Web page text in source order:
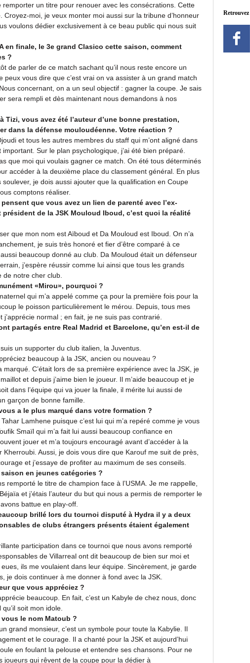
remporter un titre pour renouer avec les consécrations. Cette
Croyez-moi, je veux monter moi aussi sur la tribune d’honneur
voulons dédier exclusivement à ce beau public qui nous suit
en finale, le 3e grand Clasico cette saison, comment
?
de parler de ce match sachant qu’il nous reste encore un
peux vous dire que c’est vrai on va assister à un grand match
concernant, on a un seul objectif : gagner la coupe. Je sais
sera rempli et dès maintenant nous demandons à nos
Tizi, vous avez été l’auteur d’une bonne prestation,
dans la défense mouloudéenne. Votre réaction ?
et tous les autres membres du staff qui m’ont aligné dans
Sur le plan psychologique, j’ai été bien préparé.
que moi qui voulais gagner ce match. On été tous déterminés
accéder à la deuxième place du classement général. En plus
je dois aussi ajouter que la qualification en Coupe
comptons réaliser.
que vous avez un lien de parenté avec l’ex-
de la JSK Mouloud Iboud, c’est quoi la réalité
que mon nom est Aïboud et Da Mouloud est Iboud. On n’a
je suis très honoré et fier d’être comparé à ce
beaucoup donné au club. Da Mouloud était un défenseur
j’espère réussir comme lui ainsi que tous les grands
de notre cher club.
«Mirou», pourquoi ?
qui m’a appelé comme ça pour la première fois pour la
le poisson particulièrement le mérou. Depuis, tous mes
j’apprécie normal ; en fait, je ne suis pas contrarié.
partagés entre Real Madrid et Barcelone, qu’en est-il de
un supporter du club italien, la Juventus.
beaucoup à la JSK, ancien ou nouveau ?
marqué. C’était lors de sa première expérience avec la JSK, je
et depuis j’aime bien le joueur. Il m’aide beaucoup et je
dans l’équipe qui va jouer la finale, il mérite lui aussi de
garçon de bonne famille.
a le plus marqué dans votre formation ?
Lamhene puisque c’est lui qui m’a repéré comme je vous
Smaïl qui m’a fait lui aussi beaucoup confiance en
jouer et m’a toujours encouragé avant d’accéder à la
Aussi, je dois vous dire que Karouf me suit de près,
et j’essaye de profiter au maximum de ses conseils.
en jeunes catégories ?
remporté le titre de champion face à l’USMA. Je me rappelle,
et j’étais l’auteur du but qui nous a permis de remporter le
battue en play-off.
brillé lors du tournoi disputé à Hydra il y a deux
de clubs étrangers présents étaient également
participation dans ce tournoi que nous avons remporté
de Villarreal ont dit beaucoup de bien sur moi et
ils me voulaient dans leur équipe. Sincèrement, je garde
je dois continuer à me donner à fond avec la JSK.
que vous appréciez ?
beaucoup. En fait, c’est un Kabyle de chez nous, donc
soit mon idole.
le nom Matoub ?
grand monsieur, c’est un symbole pour toute la Kabylie. Il
et le courage. Il a chanté pour la JSK et aujourd’hui
en foulant la pelouse et entendre ses chansons. Pour ne
joueurs qui rêvent de la coupe pour la dédier à